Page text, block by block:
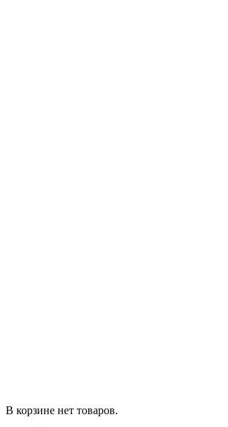
В корзине нет товаров.